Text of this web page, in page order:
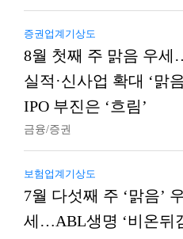
증권업계기상도
8월 첫째 주 맑음 우세
실적·신사업 확대 ‘맑
IPO 부진은 ‘흐림’
금융/증권
보험업계기상도
7월 다섯째 주 ‘맑음’
세…ABL생명 ‘비온뒤